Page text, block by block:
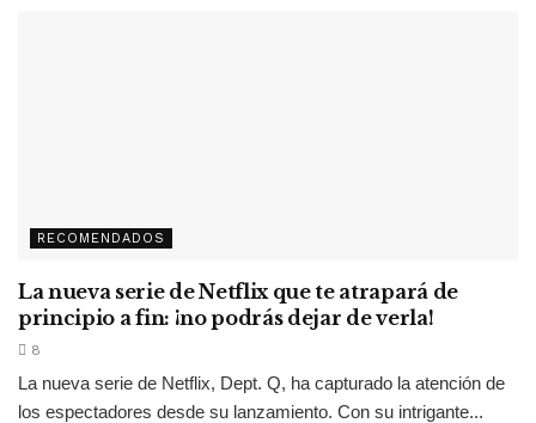
RECOMENDADOS
La nueva serie de Netflix que te atrapará de
principio a fin: ¡no podrás dejar de verla!
8
La nueva serie de Netflix, Dept. Q, ha capturado la atención de
los espectadores desde su lanzamiento. Con su intrigante...